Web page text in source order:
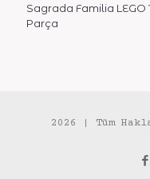
Sagrada Familia LEGO
Parça
2026 | Tüm